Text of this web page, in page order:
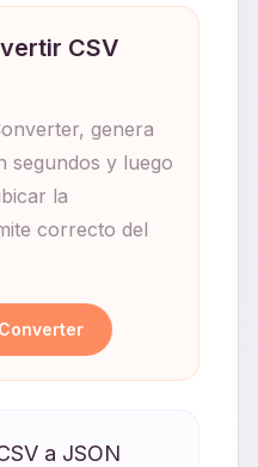
CSV
genera
segundos y luego
la
correcto del
a JSON